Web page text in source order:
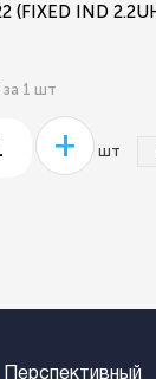
(FIXED IND
1 шт
+ шт
Перспективный